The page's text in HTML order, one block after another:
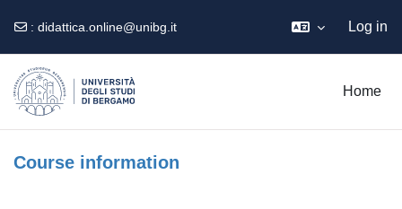
: didattica.online@unibg.it Log in
Home
Course information